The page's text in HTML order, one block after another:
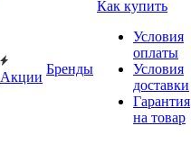
Акции
Бренды
Как купить
Условия
оплаты
Условия
доставки
Гарантия
на товар